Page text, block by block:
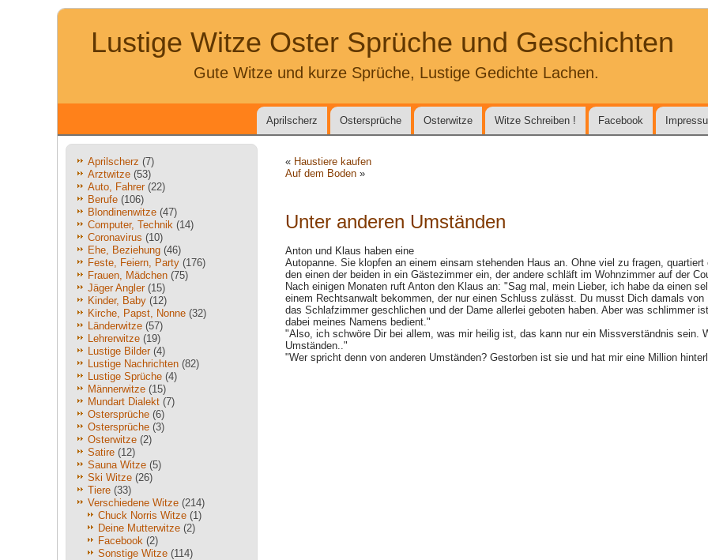
Lustige Witze Oster Sprüche und Geschichten
Gute Witze und kurze Sprüche, Lustige Gedichte Lachen.
Aprilscherz Ostersprüche Osterwitze Witze Schreiben ! Facebook
Aprilscherz (7)
Arztwitze (53)
Auto, Fahrer(22)
Berufe (106)
Blondinenwitze (47)
Computer, Technik (14)
Coronavirus (10)
Ehe, Beziehung (46)
Feste, Feiern, Party (176)
Frauen, Mädchen (75)
Jäger Angler(15)
Kinder, Baby (12)
Kirche, Papst, Nonne (32)
Länderwitze (57)
Lehrerwitze (19)
Lustige Bilder(4)
Lustige Nachrichten (82)
Lustige Sprüche (4)
Männerwitze (15)
Mundart Dialekt (7)
Ostersprüche (6)
Ostersprüche (3)
Osterwitze (2)
Satire (12)
Sauna Witze (5)
Ski Witze (26)
Tiere (33)
Verschiedene Witze (214)
Chuck Norris Witze (1)
Deine Mutterwitze (2)
Facebook (2)
Sonstige Witze (114)
« Haustiere kaufen
Auf dem Boden »
Unter anderen Umständen
Anton und Klaus haben eine
Autopanne. Sie klopfen an einem einsam stehenden Haus an. Ohne viel zu fragen, quartiert
den einen der beiden in ein Gästezimmer ein, der andere schläft im Wohnzimmer auf der
Nach einigen Monaten ruft Anton den Klaus an: "Sag mal, mein Lieber, ich habe da einen
einem Rechtsanwalt bekommen, der nur einen Schluss zulässt. Du musst Dich damals von
das Schlafzimmer geschlichen und der Dame allerlei geboten haben. Aber was schlimmer
dabei meines Namens bedient."
"Also, ich schwöre Dir bei allem, was mir heilig ist, das kann nur ein Missverständnis sein.
Umständen.."
"Wer spricht denn von anderen Umständen? Gestorben ist sie und hat mir eine Million